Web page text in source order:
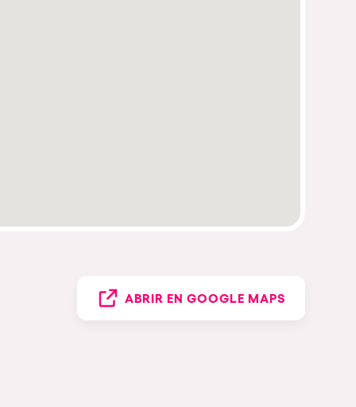
ABRIR EN GOOGLE MAPS